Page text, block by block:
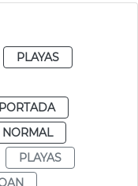
PLAYAS
NORMAL
PLAYAS